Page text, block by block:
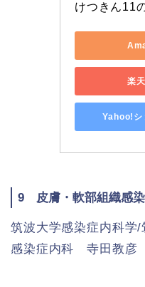
けつきん11
楽
Yahoo!シ
9 皮膚・軟部組織感
筑波大学感染症内科学
感染症内科 寺田教彦